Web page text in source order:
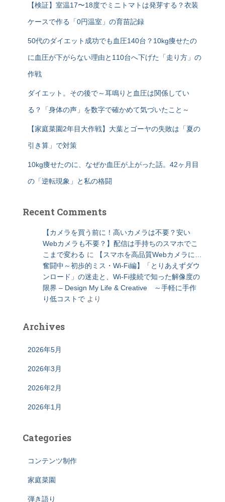
【検証】室温17〜18度でミニトマトは発芽する？衣装
ケースで作る「0円温室」の育苗記録
50代のダイエット成功でも血圧140台？10kg痩せたの
に血圧が下がらない理由と110台へ下げた「走り方」の
作戦
ダイエット。その後で～耳鳴りと血圧は関係してい
る？「身体の声」を数字で確かめて気づいたこと～
【家庭菜園2年目大作戦】大葉とゴーヤの失敗は「夏の
引き算」で対策
10kg痩せたのに、なぜか血圧が上がった話。42ヶ月目
の「逆転現象」と私の格闘
Recent Comments
【カメラを買う前に！高いカメラは不要？安い
Webカメラも不要？】配信は手持ちのスマホでこ
こまで変わる に
【スマホを高品質Webカメラに…
奮闘中～初歩的ミス・Wi-Fi編】「とりあえずダウ
ンロード」の迷走と、Wi-Fi接続で知った解像度の
限界 – Design My Life & Creative ～手軽に手作
り低コストで より
Archives
2026年5月
2026年3月
2026年2月
2026年1月
Categories
コンテンツ制作
家庭菜園
弾き語り